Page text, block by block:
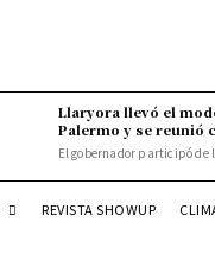
Llaryora llevó el
Palermo y se reunió
El gobernador participó de
REVISTA SHOWUP